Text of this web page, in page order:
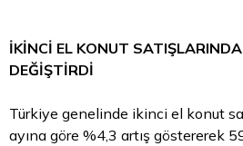
İKİNCİ EL KONUT
DEĞİŞTİRDİ
Türkiye genelinde ikinci el konut
ayına göre %4,3 artış göstererek